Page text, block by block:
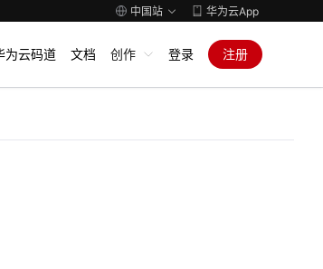
中国站 华为云App
为云码道 文档 创作 登录 注册